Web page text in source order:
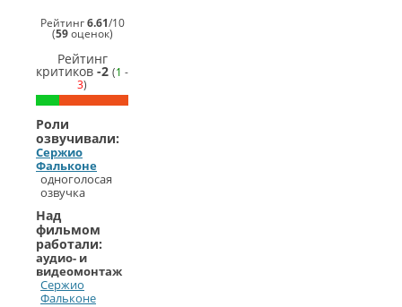
2011
Лучший
закадровый
голос
(Сержио
Фальконе)
Рейтинг6.61/10
(59оценок)
Рейтинг
критиков-2 (1 -
3)
Роли
озвучивали:
Сержио
Фальконе
одноголосая
озвучка
Над
фильмом
работали:
аудио- и
видеомонтаж
Сержио
Фальконе